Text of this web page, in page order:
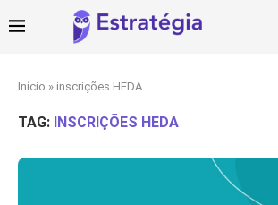
Início » inscrições HEDA
TAG: INSCRIÇÕES HEDA